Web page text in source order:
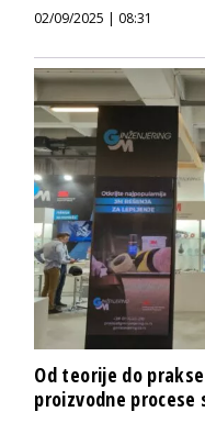
02/09/2025 | 08:31
Od teorije do
proizvodne procese